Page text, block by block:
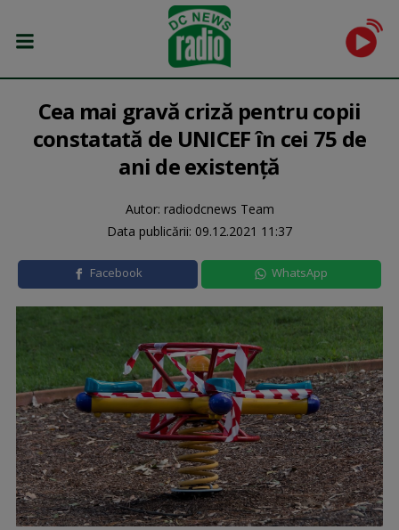
Cea mai gravă criză pentru copii
constatată de UNICEF în cei 75 de
ani de existenţă
Autor: radiodcnews Team
Data publicării: 09.12.2021 11:37
Facebook WhatsApp